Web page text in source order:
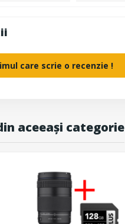
care scrie o recenzie !
aceeași categorie